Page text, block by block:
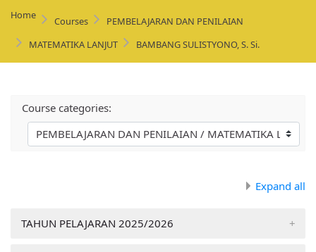
Home Courses
PEMBELAJARAN DAN PENILAIAN
MATEMATIKA LANJUT
BAMBANG SULISTYONO, S. Si.
Course categories:
Expand all
TAHUN PELAJARAN 2025/2026